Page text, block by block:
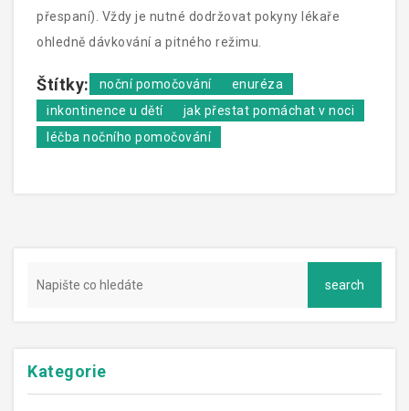
přespaní). Vždy je nutné dodržovat pokyny lékaře
ohledně dávkování a pitného režimu.
Štítky: noční pomočování
enuréza
inkontinence u dětí
jak přestat pomáchat v noci
léčba nočního pomočování
Kategorie